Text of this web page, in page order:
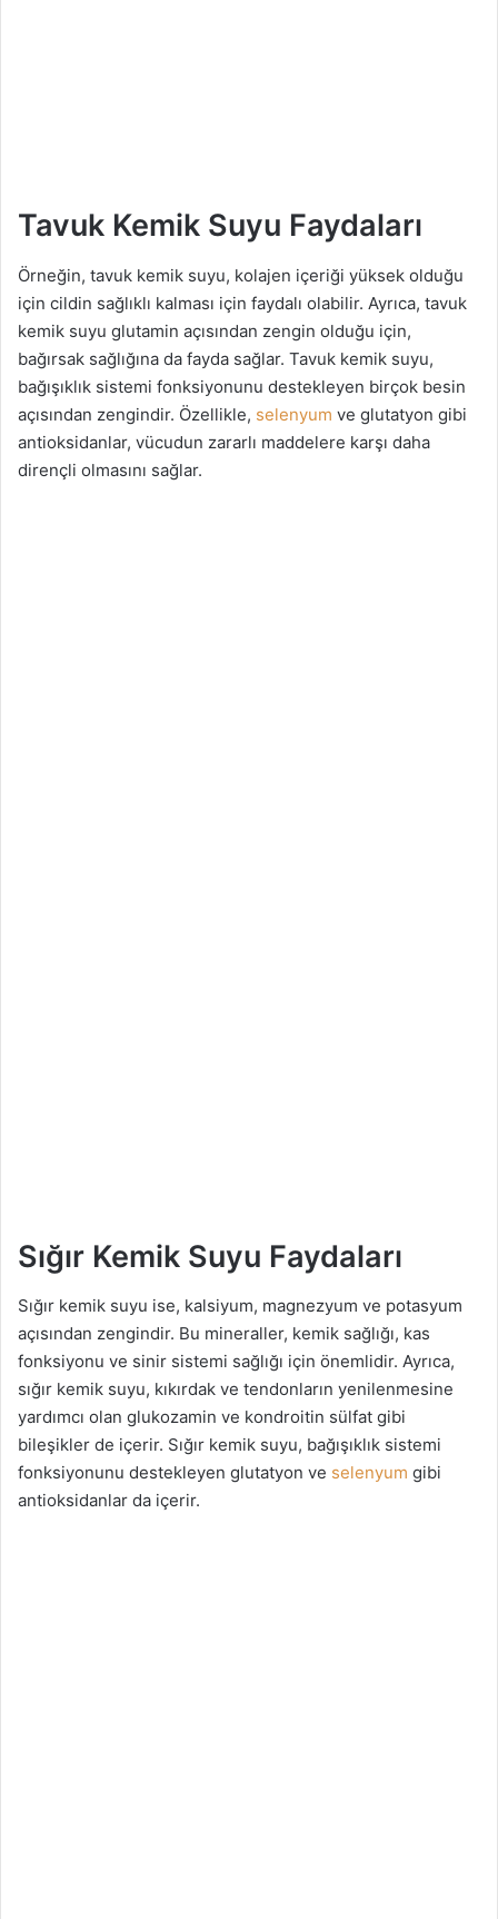
Tavuk Kemik Suyu Faydaları
Örneğin, tavuk kemik suyu, kolajen içeriği yüksek olduğu
için cildin sağlıklı kalması için faydalı olabilir. Ayrıca, tavuk
kemik suyu glutamin açısından zengin olduğu için,
bağırsak sağlığına da fayda sağlar. Tavuk kemik suyu,
bağışıklık sistemi fonksiyonunu destekleyen birçok besin
açısından zengindir. Özellikle, selenyum ve glutatyon gibi
antioksidanlar, vücudun zararlı maddelere karşı daha
dirençli olmasını sağlar.
Sığır Kemik Suyu Faydaları
Sığır kemik suyu ise, kalsiyum, magnezyum ve potasyum
açısından zengindir. Bu mineraller, kemik sağlığı, kas
fonksiyonu ve sinir sistemi sağlığı için önemlidir. Ayrıca,
sığır kemik suyu, kıkırdak ve tendonların yenilenmesine
yardımcı olan glukozamin ve kondroitin sülfat gibi
bileşikler de içerir. Sığır kemik suyu, bağışıklık sistemi
fonksiyonunu destekleyen glutatyon ve selenyum gibi
antioksidanlar da içerir.